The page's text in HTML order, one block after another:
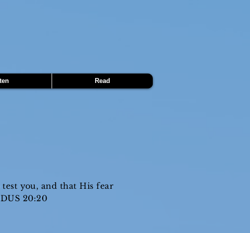
Read
test you, and that His fear
20:20